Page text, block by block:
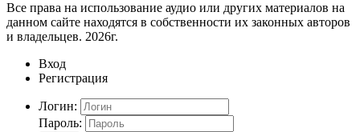
Все права на использование аудио или других материалов на
данном сайте находятся в собственности их законных авторов
и владельцев. 2026г.
Вход
Регистрация
Логин:
Пароль: